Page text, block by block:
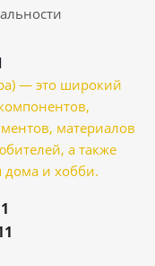
— это широкий
материалов
а также
и хобби.